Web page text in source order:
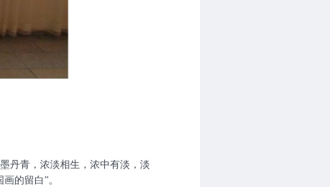
丹青，浓淡相生，浓中有淡，淡
的留白”。